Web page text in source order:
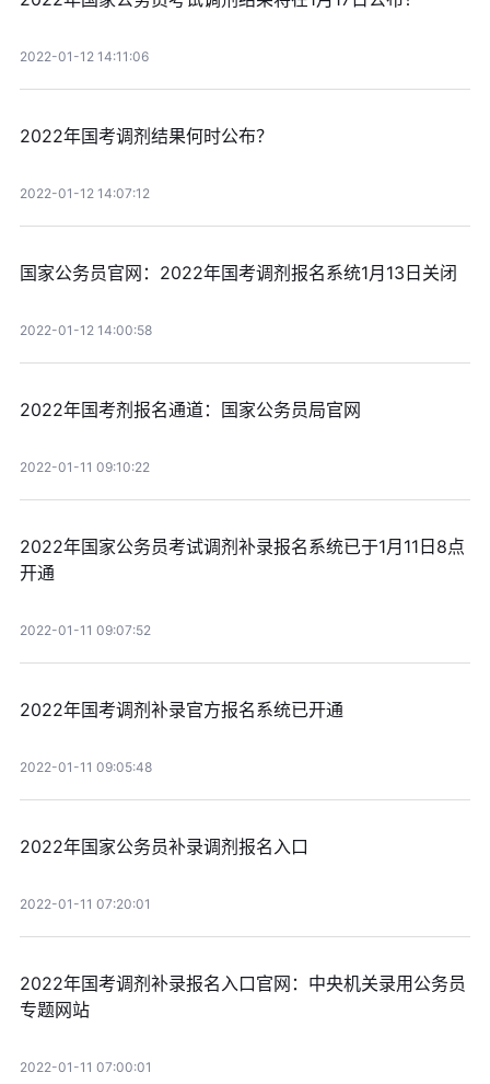
2022-01-12 14:11:06
2022年国考调剂结果何时公布？
2022-01-12 14:07:12
国家公务员官网：2022年国考调剂报名系统1月13日关闭
2022-01-12 14:00:58
2022年国考剂报名通道：国家公务员局官网
2022-01-11 09:10:22
2022年国家公务员考试调剂补录报名系统已于1月11日8点
开通
2022-01-11 09:07:52
2022年国考调剂补录官方报名系统已开通
2022-01-11 09:05:48
2022年国家公务员补录调剂报名入口
2022-01-11 07:20:01
2022年国考调剂补录报名入口官网：中央机关录用公务员
专题网站
2022-01-11 07:00:01